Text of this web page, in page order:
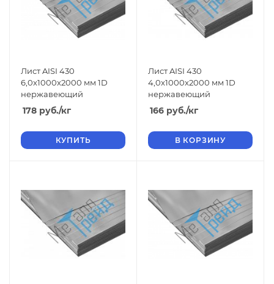
Лист AISI 430
6,0x1000x2000 мм 1D
нержавеющий
178 руб./кг
КУПИТЬ
Лист AISI 430
4,0x1000x2000 мм 1D
нержавеющий
166 руб./кг
В КОРЗИНУ